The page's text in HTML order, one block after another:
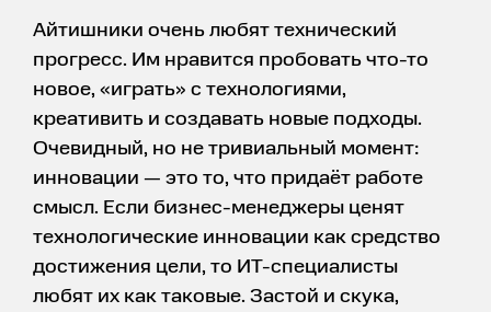
Айтишники очень любят технический
прогресс. Им нравится пробовать что-то
новое, «играть» с технологиями,
креативить и создавать новые подходы.
Очевидный, но не тривиальный момент:
инновации — это то, что придаёт работе
смысл. Если бизнес-менеджеры ценят
технологические инновации как средство
достижения цели, то ИТ-специалисты
любят их как таковые. Застой и скука,